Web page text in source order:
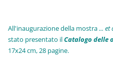
All'inaugurazione della mostra... et
stato presentato ilCatalogo delle
17x24 cm, 28 pagine.